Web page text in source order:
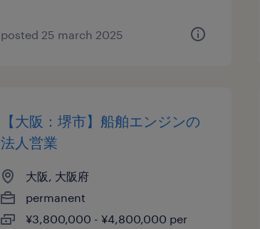
posted 25 march 2025
【大阪：堺市】船舶エンジンの
法人営業
大阪, 大阪府
permanent
¥3,800,000 - ¥4,800,000 per